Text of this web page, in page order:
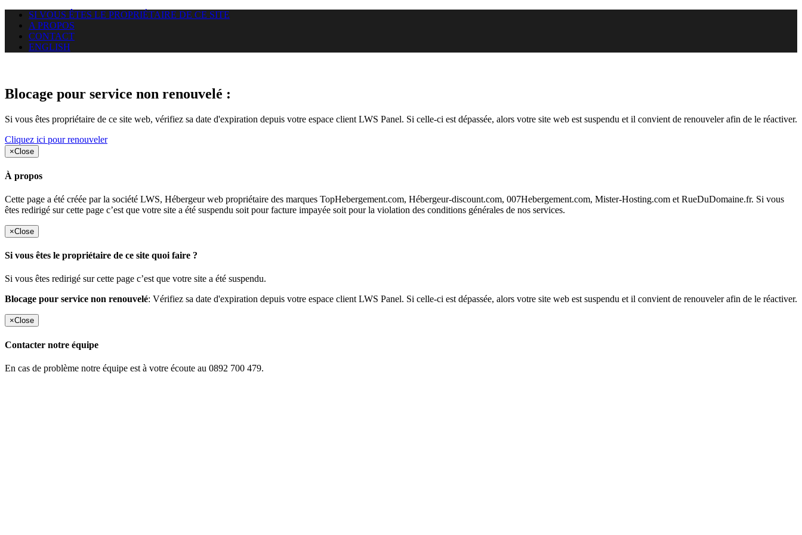
SI VOUS ÊTES LE PROPRIÉTAIRE DE CE SITE
A PROPOS
CONTACT
ENGLISH
Blocage pour service non renouvelé :
Si vous êtes propriétaire de ce site web, vérifiez sa date d'expiration depuis votre espace client LWS Panel. Si celle-ci est dépassée, alors votre site web est suspendu et il convient de renouveler afin de le réactiver.
Cliquez ici pour renouveler
×Close
À propos
Cette page a été créée par la société LWS, Hébergeur web propriétaire des marques TopHebergement.com, Hébergeur-discount.com, 007Hebergement.com, Mister-Hosting.com et RueDuDomaine.fr. Si vous
êtes redirigé sur cette page c’est que votre site a été suspendu soit pour facture impayée soit pour la violation des conditions générales de nos services.
×Close
Si vous êtes le propriétaire de ce site quoi faire ?
Si vous êtes redirigé sur cette page c’est que votre site a été suspendu.
Blocage pour service non renouvelé: Vérifiez sa date d'expiration depuis votre espace client LWS Panel. Si celle-ci est dépassée, alors votre site web est suspendu et il convient de renouveler afin de le réactiver.
×Close
Contacter notre équipe
En cas de problème notre équipe est à votre écoute au 0892 700 479.